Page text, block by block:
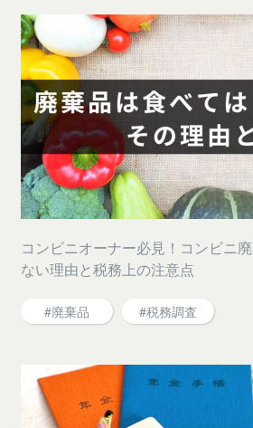
コンビニオーナー必見！コンビニ
ない理由と税務上の注意点
#廃棄品 #税務調査